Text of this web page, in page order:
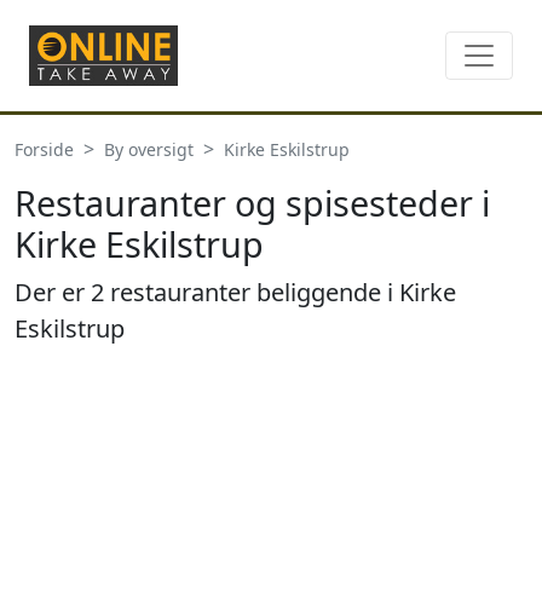
Forside By oversigt Kirke Eskilstrup
Restauranter og spisesteder i
Kirke Eskilstrup
Der er 2 restauranter beliggende i Kirke
Eskilstrup